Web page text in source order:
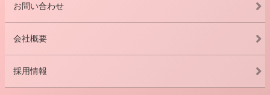
お問い合わせ
会社概要
採用情報